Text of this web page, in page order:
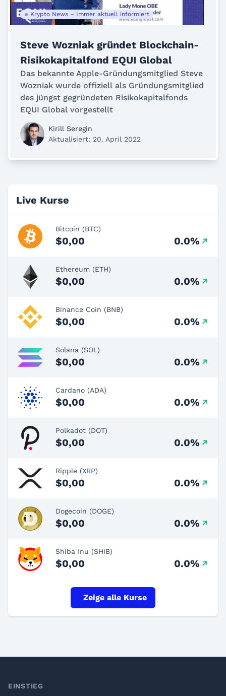
Krypto News – Immer aktuell informiert
Steve Wozniak gründet Blockchain-
Risikokapitalfond EQUI Global
Das bekannte Apple-Gründungsmitglied Steve
Wozniak wurde offiziell als Gründungsmitglied
des jüngst gegründeten Risikokapitalfonds
EQUI Global vorgestellt
Kirill Seregin
Aktualisiert: 20. April 2022
Live Kurse
Bitcoin (BTC)
$0,00 0.0%
Ethereum (ETH)
$0,00 0.0%
Binance Coin (BNB)
$0,00 0.0%
Solana (SOL)
$0,00 0.0%
Cardano (ADA)
$0,00 0.0%
Polkadot (DOT)
$0,00 0.0%
Ripple (XRP)
$0,00 0.0%
Dogecoin (DOGE)
$0,00 0.0%
Shiba Inu (SHIB)
$0,00 0.0%
Zeige alle Kurse
Footer
EINSTIEG